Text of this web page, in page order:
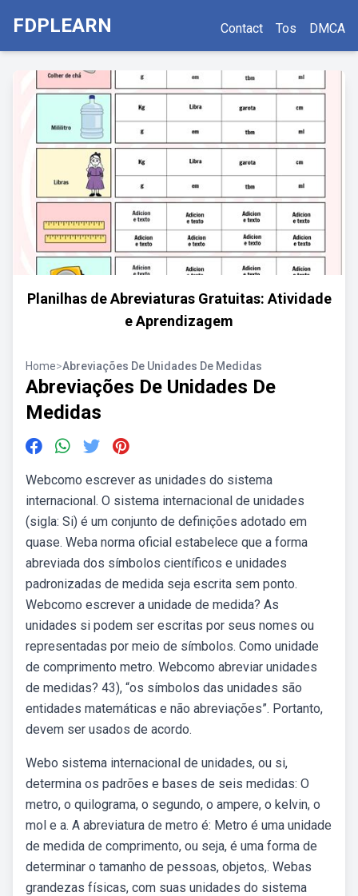
FDPLEARN Contact Tos DMCA
Planilhas de Abreviaturas Gratuitas: Atividade
e Aprendizagem
Home>Abreviações De Unidades De Medidas
Abreviações De Unidades De
Medidas
Webcomo escrever as unidades do sistema
internacional. O sistema internacional de unidades
(sigla: Si) é um conjunto de definições adotado em
quase. Weba norma oficial estabelece que a forma
abreviada dos símbolos científicos e unidades
padronizadas de medida seja escrita sem ponto.
Webcomo escrever a unidade de medida? As
unidades si podem ser escritas por seus nomes ou
representadas por meio de símbolos. Como unidade
de comprimento metro. Webcomo abreviar unidades
de medidas? 43), “os símbolos das unidades são
entidades matemáticas e não abreviações”. Portanto,
devem ser usados de acordo.
Webo sistema internacional de unidades, ou si,
determina os padrões e bases de seis medidas: O
metro, o quilograma, o segundo, o ampere, o kelvin, o
mol e a. A abreviatura de metro é: Metro é uma unidade
de medida de comprimento, ou seja, é uma forma de
determinar o tamanho de pessoas, objetos,. Webas
grandezas físicas, com suas unidades do sistema